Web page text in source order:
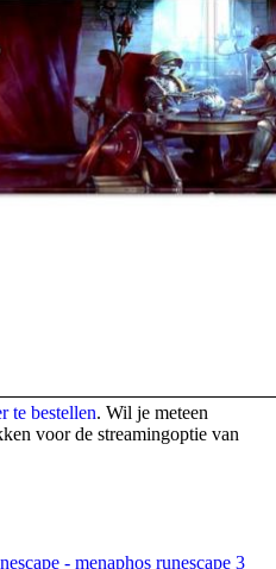
te bestellen. Wil je meteen
voor de streamingoptie van
- menaphos runescape 3